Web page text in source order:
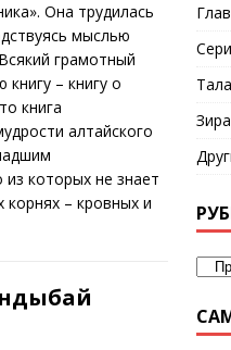
Она трудилась
мыслью
грамотный
– книгу о
книга
алтайского
которых не знает
– кровных и